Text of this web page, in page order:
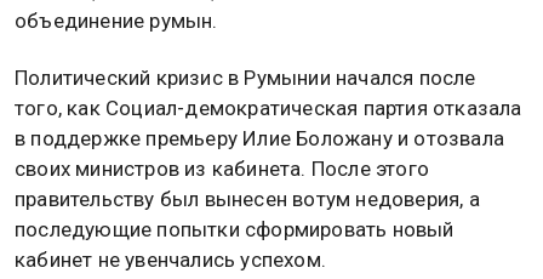
объединение румын.
Политический кризис в Румынии начался после
того, как Социал-демократическая партия отказала
в поддержке премьеру Илие Боложану и отозвала
своих министров из кабинета. После этого
правительству был вынесен вотум недоверия, а
последующие попытки сформировать новый
кабинет не увенчались успехом.